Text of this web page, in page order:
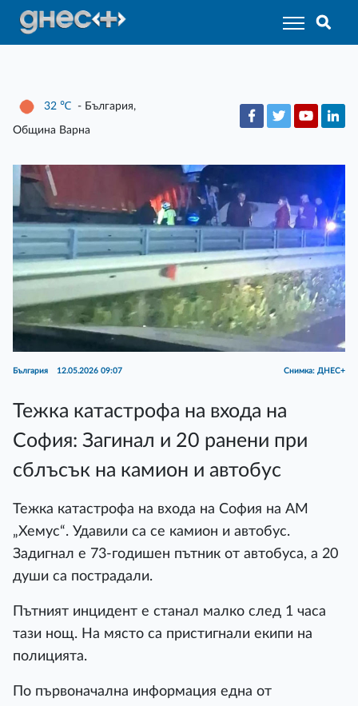
32 ℃ - България,
Община Варна
България 12.05.2026 09:07 Снимка: ДНЕС+
Тежка катастрофа на входа на
София: Загинал и 20 ранени при
сблъсък на камион и автобус
Тежка катастрофа на входа на София на АМ
„Хемус“. Удавили са се камион и автобус.
Задигнал е 73-годишен пътник от автобуса, а 20
души са пострадали.
Пътният инцидент е станал малко след 1 часа
тази нощ. На място са пристигнали екипи на
полицията.
По първоначална информация една от